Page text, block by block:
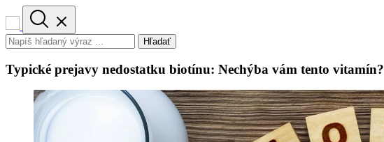
Hľadať
Typické prejavy nedostatku biotínu: Nechýba vám tento vitamín?